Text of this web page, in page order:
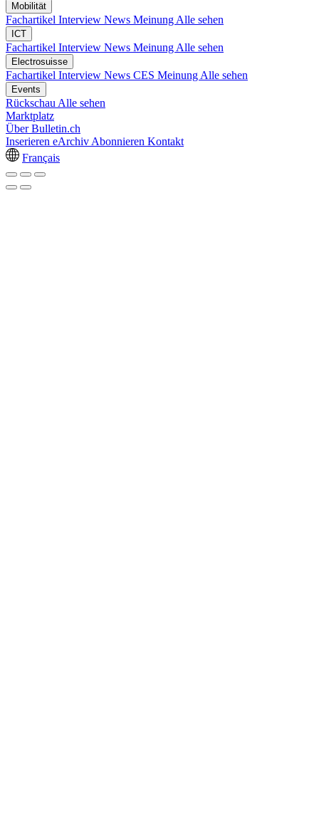
Mobilität
Fachartikel Interview News Meinung Alle sehen
ICT
Fachartikel Interview News Meinung Alle sehen
Electrosuisse
Fachartikel Interview News CES Meinung Alle sehen
Events
Rückschau Alle sehen
Marktplatz
Über Bulletin.ch
Inserieren eArchiv Abonnieren Kontakt
Français